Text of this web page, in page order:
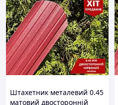
Штахетник металевий 0.45
матовий двосторонній